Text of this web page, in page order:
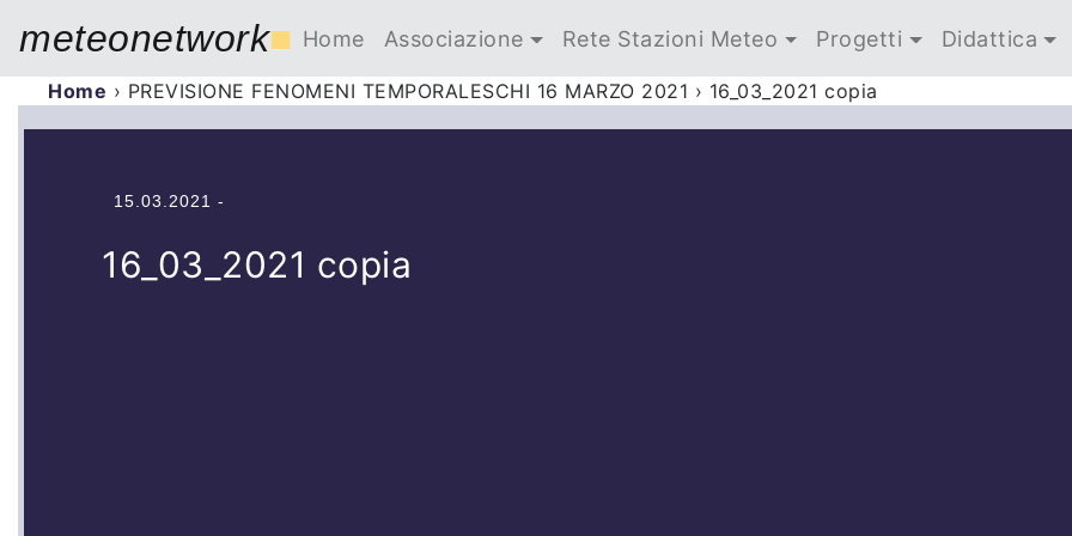
meteonetwork■ Home Associazione Rete Stazioni Meteo Progetti Didattica
Home › PREVISIONE FENOMENI TEMPORALESCHI 16 MARZO 2021 › 16_03_2021 copia
15.03.2021 -
16_03_2021 copia